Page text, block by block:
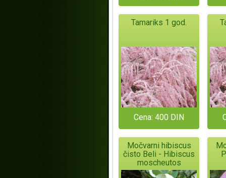
Tamariks 1 god.
Cena: 400 DIN
Močvarni hibiscus
čisto Beli - Hibiscus
moscheutos